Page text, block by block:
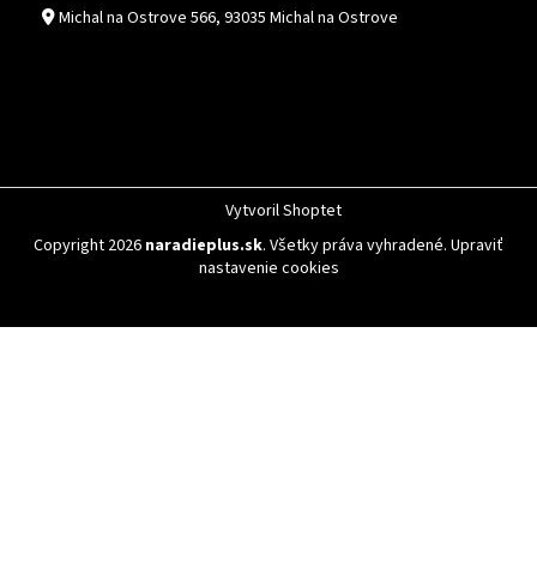
Michal na Ostrove 566, 93035 Michal na Ostrove
Vytvoril Shoptet
Copyright 2026 naradieplus.sk. Všetky práva vyhradené. Upraviť
nastavenie cookies